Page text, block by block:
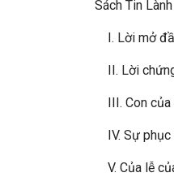
Sách Tin
I. Lời mở
II. Lời
III. Con của
IV. Sự phục
V. Của lễ